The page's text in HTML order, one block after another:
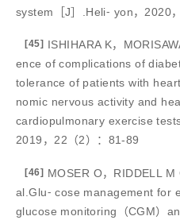
system［J］.Heli⁃ yon，2020
[45] ISHIHARA K，
ence of complications of
tolerance of patients with
nomic nervous activity and
cardiopulmonary exercise
2019，22（2）：81-89
[46] MOSER O，RIDDELL
al.Glu⁃ cose management for
glucose monitoring（CGM）